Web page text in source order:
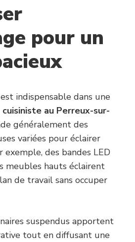
pour un
indispensable dans une
cuisiniste au Perreux-sur-
généralement des
variées pour éclairer
exemple, des bandes LED
meubles hauts éclairent
de travail sans occuper
suspendus apportent
tout en diffusant une